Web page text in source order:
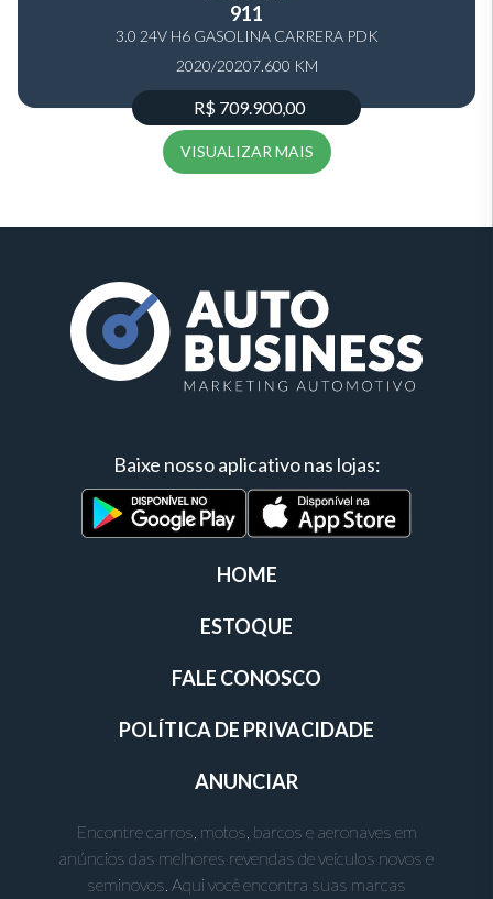
911
3.0 24V H6 GASOLINA CARRERA PDK
2020/20207.600 KM
R$ 709.900,00
VISUALIZAR MAIS
Baixe nosso aplicativo nas lojas:
HOME
ESTOQUE
FALE CONOSCO
POLÍTICA DE PRIVACIDADE
ANUNCIAR
Encontre carros, motos, barcos e aeronaves em
anúncios das melhores revendas de veículos novos e
seminovos. Aqui você encontra suas marcas